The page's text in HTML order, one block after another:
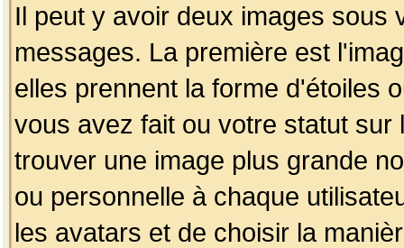
Il peut y avoir deux images sous
messages. La première est
elles prennent la forme d'étoiles
vous avez fait ou votre statut
trouver une image plus grande
ou personnelle à chaque
les avatars et de choisir la